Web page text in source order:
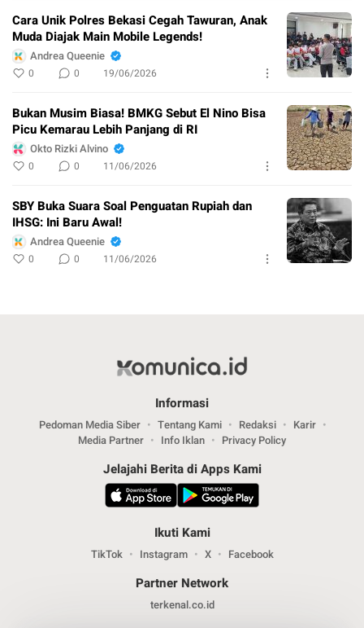
Cara Unik Polres Bekasi Cegah Tawuran, Anak
Muda Diajak Main Mobile Legends!
Andrea Queenie
0 0 19/06/2026
Bukan Musim Biasa! BMKG Sebut El Nino Bisa
Picu Kemarau Lebih Panjang di RI
Okto Rizki Alvino
0 0 11/06/2026
SBY Buka Suara Soal Penguatan Rupiah dan
IHSG: Ini Baru Awal!
Andrea Queenie
0 0 11/06/2026
Informasi
Pedoman Media Siber Tentang Kami Redaksi
Karir
Media Partner
Info Iklan Privacy Policy
Jelajahi Berita di Apps Kami
Ikuti Kami
TikTok Instagram X Facebook
Partner Network
terkenal.co.id